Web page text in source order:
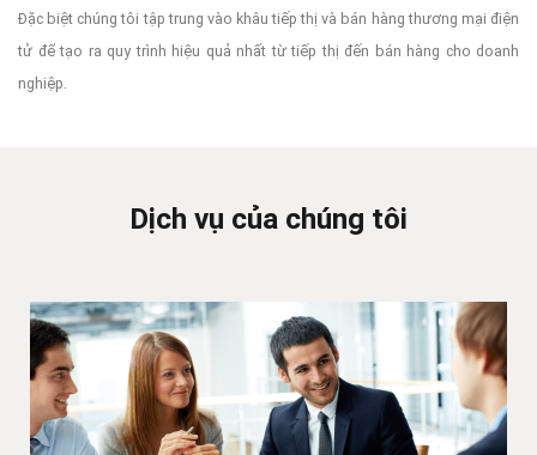
Đặc biệt chúng tôi tập trung vào khâu tiếp thị và bán hàng thương mại điện
tử để tạo ra quy trình hiệu quả nhất từ tiếp thị đến bán hàng cho doanh
nghiệp.
Dịch vụ của chúng tôi